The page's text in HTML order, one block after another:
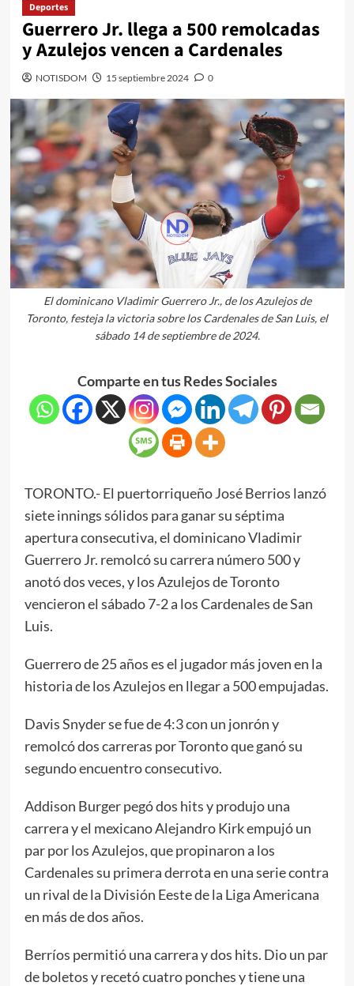
Deportes
Guerrero Jr. llega a 500 remolcadas
y Azulejos vencen a Cardenales
NOTISDOM 15 septiembre 2024 0
El dominicano Vladimir Guerrero Jr., de los Azulejos de
Toronto, festeja la victoria sobre los Cardenales de San Luis, el
sábado 14 de septiembre de 2024.
Comparte en tus Redes Sociales
TORONTO.- El puertorriqueño José Berrios lanzó
siete innings sólidos para ganar su séptima
apertura consecutiva, el dominicano Vladimir
Guerrero Jr. remolcó su carrera número 500 y
anotó dos veces, y los Azulejos de Toronto
vencieron el sábado 7-2 a los Cardenales de San
Luis.
Guerrero de 25 años es el jugador más joven en la
historia de los Azulejos en llegar a 500 empujadas.
Davis Snyder se fue de 4:3 con un jonrón y
remolcó dos carreras por Toronto que ganó su
segundo encuentro consecutivo.
Addison Burger pegó dos hits y produjo una
carrera y el mexicano Alejandro Kirk empujó un
par por los Azulejos, que propinaron a los
Cardenales su primera derrota en una serie contra
un rival de la División Eeste de la Liga Americana
en más de dos años.
Berríos permitió una carrera y dos hits. Dio un par
de boletos y recetó cuatro ponches y tiene una